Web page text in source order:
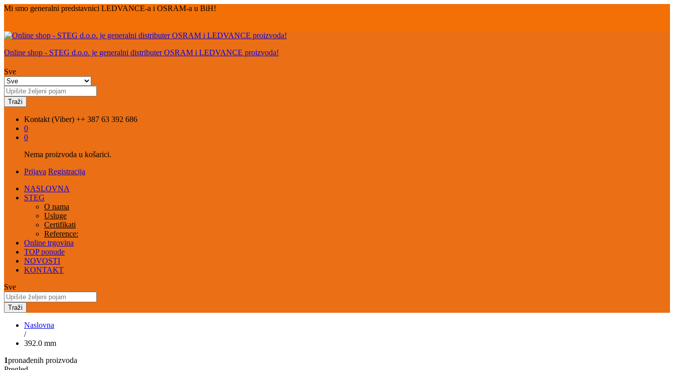
Mi smo generalni predstavnici LEDVANCE-a i OSRAM-a u BiH!
Online shop - STEG d.o.o. je generalni distributer OSRAM i LEDVANCE proizvoda!
Sve
Traži
Kontakt (Viber) ++ 387 63 392 686
0
0
Nema proizvoda u košarici.
Prijava Registracija
NASLOVNA
STEG
O nama
Usluge
Certifikati
Reference:
Online trgovina
TOP ponude
NOVOSTI
KONTAKT
Sve
Traži
Naslovna
/
392.0 mm
1pronađenih proizvoda